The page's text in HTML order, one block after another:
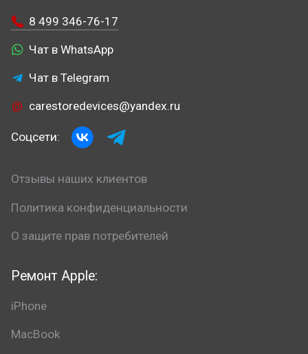
Ремонт Apple:
iPhone
MacBook
8 499 346-76-17
Чат в WhatsApp
Чат в Telegram
carestoredevices@yandex.ru
Соцсети:
Отзывы наших клиентов
Политика конфиденциальности
О защите прав потребителей